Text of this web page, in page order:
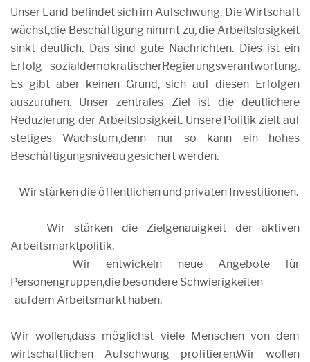
Unser Land befindet sich im Aufschwung. Die Wirtschaft
wächst,die Beschäftigung nimmt zu, die Arbeitslosigkeit
sinkt deutlich. Das sind gute Nachrichten. Dies ist ein
Erfolg sozialdemokratischerRegierungsverantwortung.
Es gibt aber keinen Grund, sich auf diesen Erfolgen
auszuruhen. Unser zentrales Ziel ist die deutlichere
Reduzierung der Arbeitslosigkeit. Unsere Politik zielt auf
stetiges Wachstum,denn nur so kann ein hohes
Beschäftigungsniveau gesichert werden.
Wir stärken die öffentlichen und privaten Investitionen.
Wir stärken die Zielgenauigkeit der aktiven
Arbeitsmarktpolitik.
Wir entwickeln neue Angebote für
Personengruppen,die besondere Schwierigkeiten
aufdem Arbeitsmarkt haben.
Wir wollen,dass möglichst viele Menschen von dem
wirtschaftlichen Aufschwung profitieren.Wir wollen